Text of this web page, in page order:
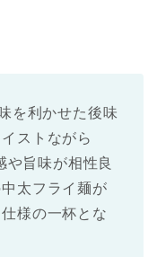
を利かせた後味
ストながら
や旨味が相性良
太フライ麺が
様の一杯とな